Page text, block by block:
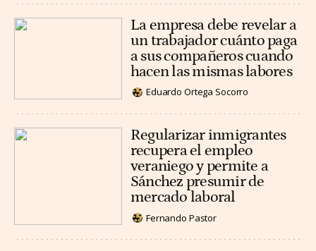
La empresa debe revelar a
un trabajador cuánto paga
a sus compañeros cuando
hacen las mismas labores
Eduardo Ortega Socorro
Regularizar inmigrantes
recupera el empleo
veraniego y permite a
Sánchez presumir de
mercado laboral
Fernando Pastor